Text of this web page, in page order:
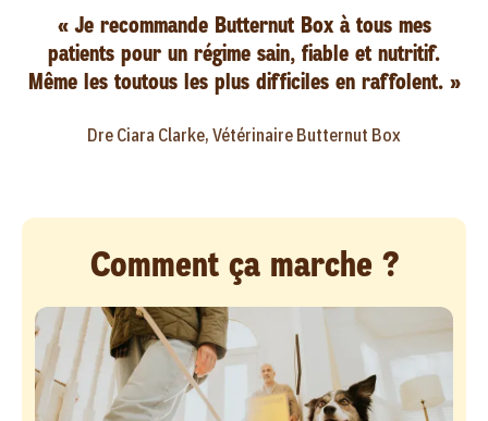
« Je recommande Butternut Box à tous mes
patients pour un régime sain, fiable et nutritif.
Même les toutous les plus difficiles en raffolent. »
Dre Ciara Clarke, Vétérinaire Butternut Box
Comment ça marche ?